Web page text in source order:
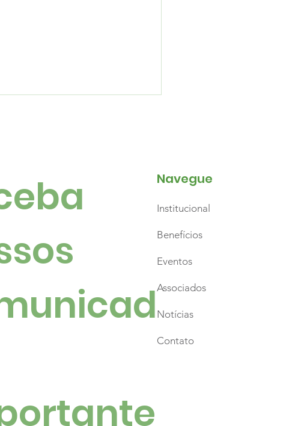
marcaram a abertura do
Santo Natal
Navegue
Institucional
Benefícios
Eventos
Associados
Notícias
Contato